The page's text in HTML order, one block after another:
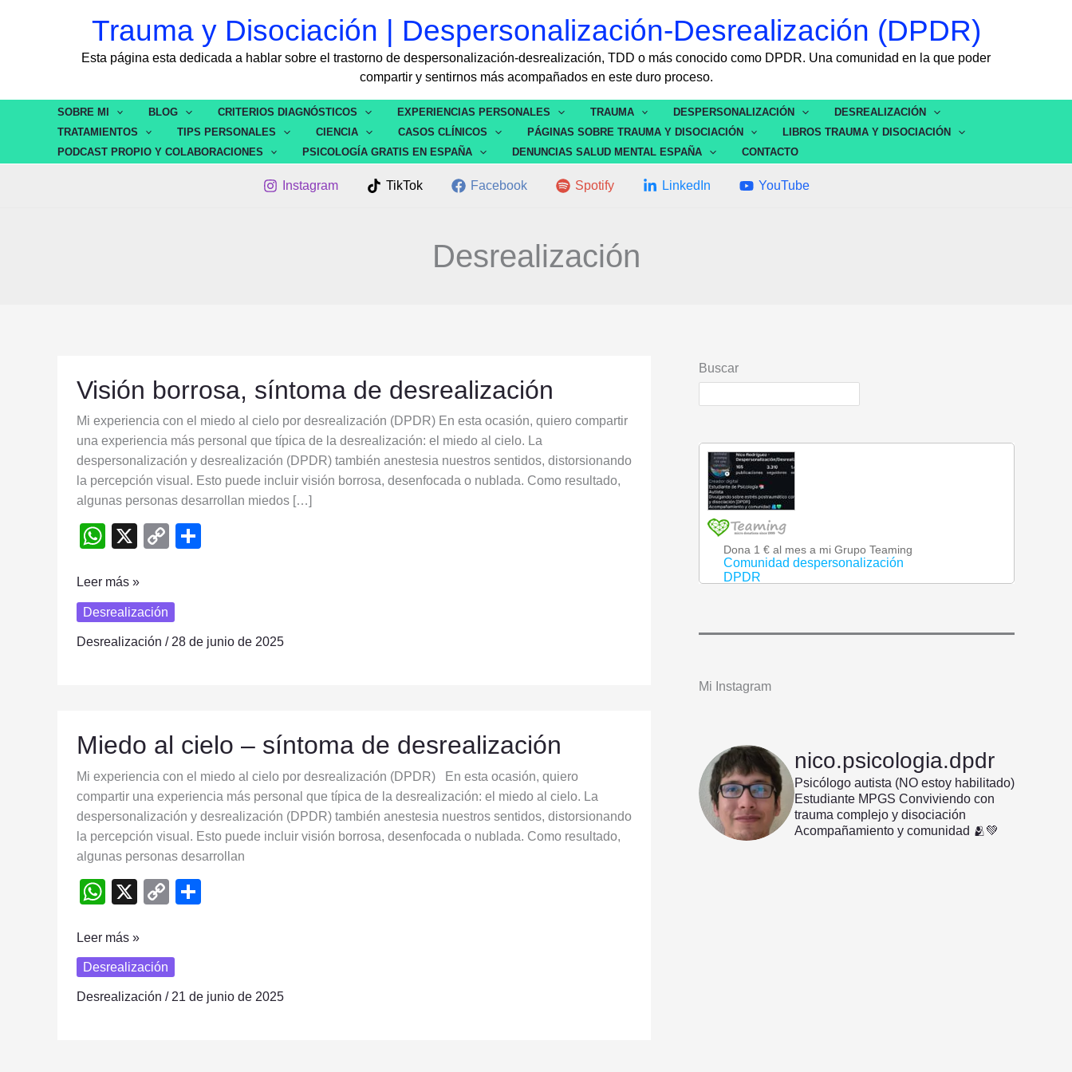
Trauma y Disociación | Despersonalización-Desrealización (DPDR)
Esta página esta dedicada a hablar sobre el trastorno de despersonalización-desrealización, TDD o más conocido como DPDR. Una comunidad en la que poder
compartir y sentirnos más acompañados en este duro proceso.
SOBRE MI BLOG CRITERIOS DIAGNÓSTICOS EXPERIENCIAS PERSONALES TRAUMA DESPERSONALIZACIÓN
DESREALIZACIÓN
TRATAMIENTOS
TIPS PERSONALES CIENCIA CASOS CLÍNICOS PÁGINAS SOBRE TRAUMA Y DISOCIACIÓN
LIBROS TRAUMA Y DISOCIACIÓN
PODCAST PROPIO Y COLABORACIONES
PSICOLOGÍA GRATIS EN ESPAÑA DENUNCIAS SALUD MENTAL ESPAÑA CONTACTO
Instagram TikTok Facebook Spotify LinkedIn YouTube
Desrealización
Visión borrosa, síntoma de desrealización
Mi experiencia con el miedo al cielo por desrealización (DPDR) En esta ocasión, quiero compartir
una experiencia más personal que típica de la desrealización: el miedo al cielo. La
despersonalización y desrealización (DPDR) también anestesia nuestros sentidos, distorsionando
la percepción visual. Esto puede incluir visión borrosa, desenfocada o nublada. Como resultado,
algunas personas desarrollan miedos […]
W
at
s
A
X
C
y
Li
borrosa,
de
desrealización
Leer más »
Desrealización
Desrealización / 28 de junio de 2025
Miedo al cielo – síntoma de desrealización
Mi experiencia con el miedo al cielo por desrealización (DPDR) En esta ocasión, quiero
compartir una experiencia más personal que típica de la desrealización: el miedo al cielo. La
despersonalización y desrealización (DPDR) también anestesia nuestros sentidos, distorsionando
la percepción visual. Esto puede incluir visión borrosa, desenfocada o nublada. Como resultado,
algunas personas desarrollan
W
at
s
A
X
C
y
Li
al
–
síntoma
de
desrealización
Leer más »
Desrealización
Desrealización / 21 de junio de 2025
Buscar
Mi Instagram
nico.psicologia.dpdr
Psicólogo autista (NO estoy habilitado)
Estudiante MPGS Conviviendo con
trauma complejo y disociación
Acompañamiento y comunidad 🫂💚